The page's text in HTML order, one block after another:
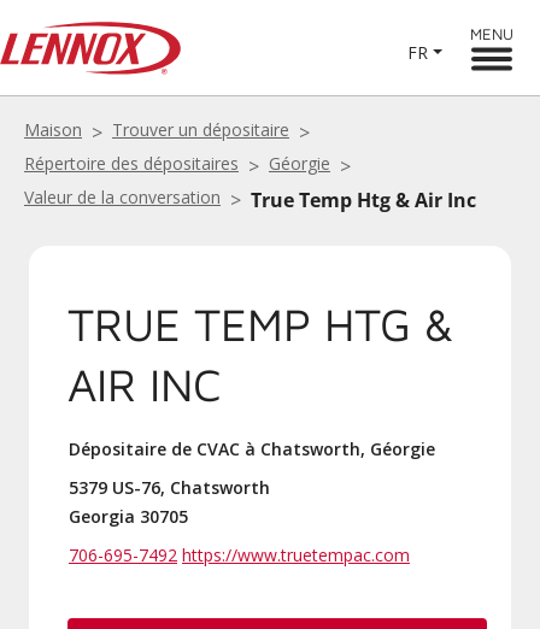
FR
MENU
Maison
Trouver un dépositaire
Répertoire des dépositaires
Géorgie
Valeur de la conversation
True Temp Htg & Air Inc
TRUE TEMP HTG &
AIR INC
Dépositaire de CVAC à Chatsworth, Géorgie
5379 US-76, Chatsworth
Georgia 30705
706-695-7492 https://www.truetempac.com